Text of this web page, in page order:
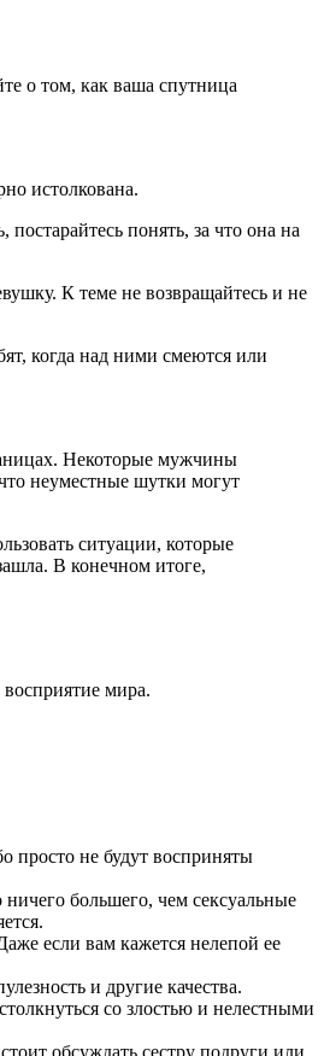
о том, как ваша спутница
истолкована.
понять, за что она на
К теме не возвращайтесь и не
когда над ними смеются или
Некоторые мужчины
неуместные шутки могут
ситуации, которые
В конечном итоге,
мира.
просто не будут восприняты
большего, чем сексуальные
если вам кажется нелепой ее
и другие качества.
со злостью и нелестными